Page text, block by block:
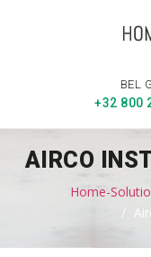
BEL
+32 800
AIRCO
Home-